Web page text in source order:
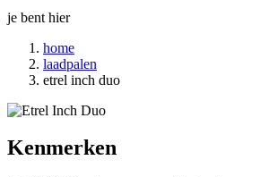
je bent hier
home
laadpalen
etrel inch duo
Kenmerken